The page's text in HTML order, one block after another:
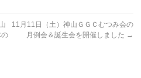
11月11日（土）神山ＧＧＣむつみ会の
月例会＆誕生会を開催しました →